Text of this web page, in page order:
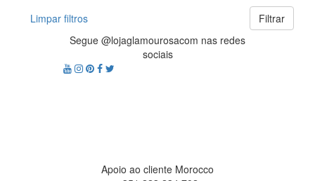
Limpar filtros
Filtrar
Segue @lojaglamourosacom nas redes
sociais
Apoio ao cliente Morocco